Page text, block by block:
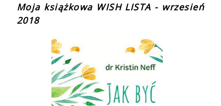
Moja książkowa WISH LISTA - wrzesień
2018